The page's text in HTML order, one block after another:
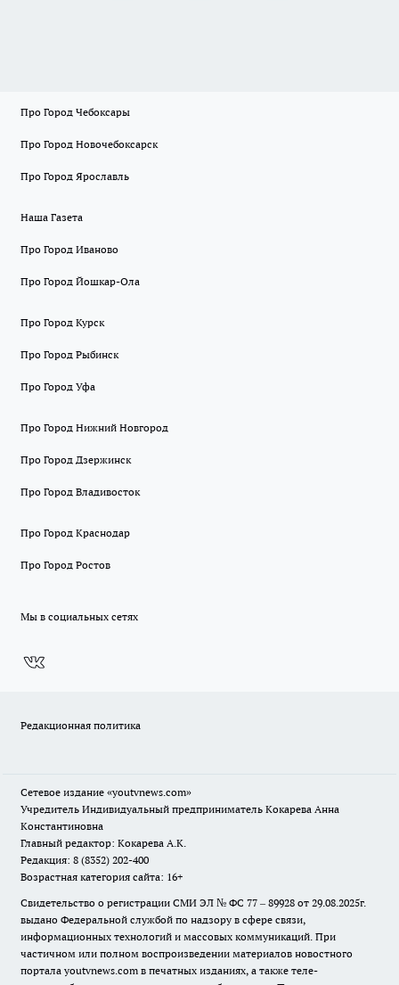
Про Город Чебоксары
Про Город Новочебоксарск
Про Город Ярославль
Наша Газета
Про Город Иваново
Про Город Йошкар-Ола
Про Город Курск
Про Город Рыбинск
Про Город Уфа
Про Город Нижний Новгород
Про Город Дзержинск
Про Город Владивосток
Про Город Краснодар
Про Город Ростов
Мы в социальных сетях
Редакционная политика
Сетевое издание «youtvnews.com»
Учредитель Индивидуальный предприниматель Кокарева Анна
Константиновна
Главный редактор: Кокарева А.К.
Редакция: 8 (8352) 202-400
Возрастная категория сайта: 16+
Свидетельство о регистрации СМИ ЭЛ № ФС 77 – 89928 от 29.08.2025г.
выдано Федеральной службой по надзору в сфере связи,
информационных технологий и массовых коммуникаций. При
частичном или полном воспроизведении материалов новостного
портала youtvnews.com в печатных изданиях, а также теле-